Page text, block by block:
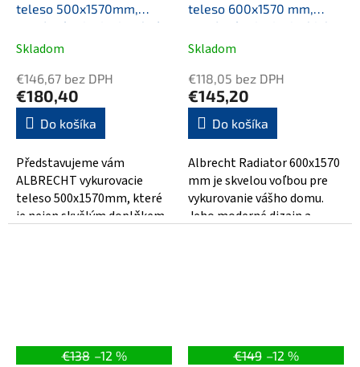
teleso 500x1570mm,
stredové pripojenie, chróm
Skladom
€146,67 bez DPH
€180,40
Do košíka
Představujeme vám
ALBRECHT vykurovacie
teleso 500x1570mm, které
je nejen skvělým doplňkem
teleso 600x1¨570 mm,
stredové pripojenie, biela
Skladom
€118,05 bez DPH
€145,20
Do košíka
Albrecht Radiator 600x1570
mm je skvelou voľbou pre
vykurovanie vášho domu.
Jeho moderné dizajn a
€138 –12 %
€149 –12 %